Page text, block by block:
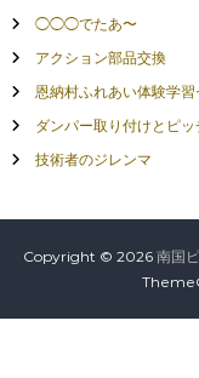
◯◯◯でたあ〜
アクション部品交換
恩納村ふれあい体験学習
ダンパー取り付けとピ
技術者のジレンマ
Copyright © 2026 南国